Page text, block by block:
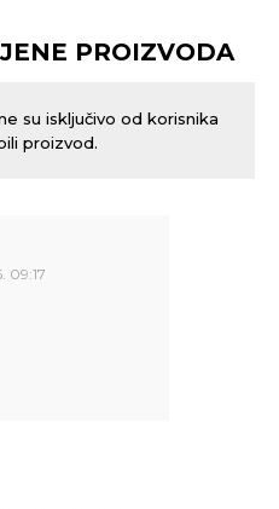
PROIZVODA
su isključivo od korisnika
proizvod.
09:17